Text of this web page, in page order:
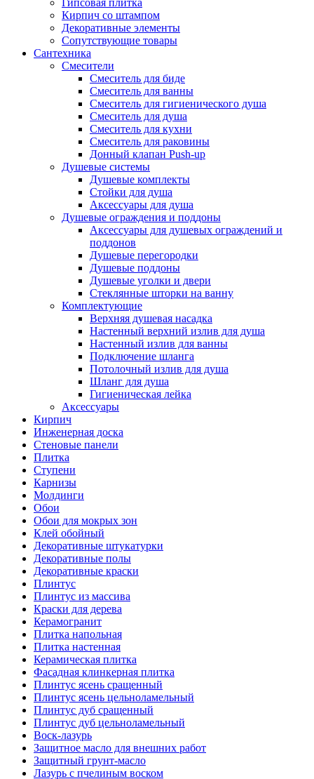
Гипсовая плитка
Кирпич со штампом
Декоративные элементы
Сопутствующие товары
Сантехника
Смесители
Смеситель для биде
Смеситель для ванны
Смеситель для гигиенического душа
Смеситель для душа
Смеситель для кухни
Смеситель для раковины
Донный клапан Push-up
Душевые системы
Душевые комплекты
Стойки для душа
Аксессуары для душа
Душевые ограждения и поддоны
Аксессуары для душевых ограждений и
поддонов
Душевые перегородки
Душевые поддоны
Душевые уголки и двери
Стеклянные шторки на ванну
Комплектующие
Верхняя душевая насадка
Настенный верхний излив для душа
Настенный излив для ванны
Подключение шланга
Потолочный излив для душа
Шланг для душа
Гигиеническая лейка
Аксессуары
Кирпич
Инженерная доска
Стеновые панели
Плитка
Ступени
Карнизы
Молдинги
Обои
Обои для мокрых зон
Клей обойный
Декоративные штукатурки
Декоративные полы
Декоративные краски
Плинтус
Плинтус из массива
Краски для дерева
Керамогранит
Плитка напольная
Плитка настенная
Керамическая плитка
Фасадная клинкерная плитка
Плинтус ясень сращенный
Плинтус ясень цельноламельный
Плинтус дуб сращенный
Плинтус дуб цельноламельный
Воск-лазурь
Защитное масло для внешних работ
Защитный грунт-масло
Лазурь с пчелиным воском